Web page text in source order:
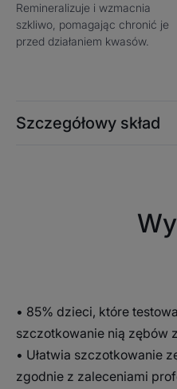
Szczegółowy skład
Remineralizuje i wzmacnia
szkliwo, pomagając chronić je
przed działaniem kwasów.
• 85% dzieci, które
szczotkowanie nią zębów
• Ułatwia szczotkowanie
zgodnie z zaleceniami